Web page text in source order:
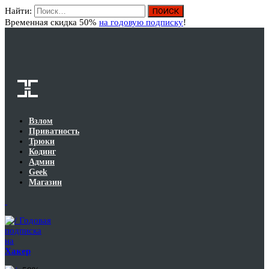
Найти:
Временная скидка 50% на годовую подписку!
Взлом
Приватность
Трюки
Кодинг
Админ
Geek
Магазин
Годовая
подписка
на
Хакер